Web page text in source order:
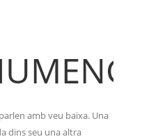
amb veu baixa. Una
dins seu una altra